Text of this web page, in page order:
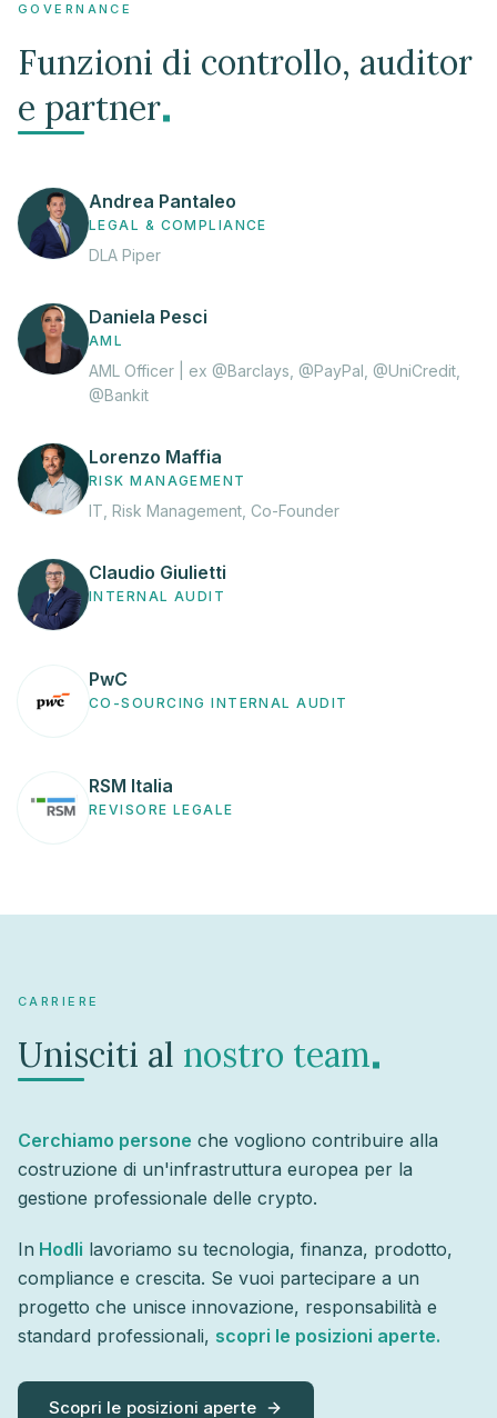
GOVERNANCE
Funzioni di controllo, auditor
e partner.
Andrea Pantaleo
LEGAL & COMPLIANCE
DLA Piper
Daniela Pesci
AML
AML Officer | ex @Barclays, @PayPal, @UniCredit,
@Bankit
Lorenzo Maffia
RISK MANAGEMENT
IT, Risk Management, Co-Founder
Claudio Giulietti
INTERNAL AUDIT
PwC
CO-SOURCING INTERNAL AUDIT
RSM Italia
REVISORE LEGALE
CARRIERE
Unisciti al nostro team .
Cerchiamo persone che vogliono contribuire alla
costruzione di un'infrastruttura europea per la
gestione professionale delle crypto.
In Hodli lavoriamo su tecnologia, finanza, prodotto,
compliance e crescita. Se vuoi partecipare a un
progetto che unisce innovazione, responsabilità e
standard professionali, scopri le posizioni aperte.
Scopri le posizioni aperte